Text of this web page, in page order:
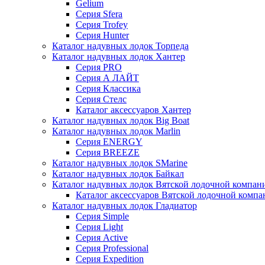
Gelium
Серия Sfera
Серия Trofey
Серия Hunter
Каталог надувных лодок Торпеда
Каталог надувных лодок Хантер
Серия PRO
Серия А ЛАЙТ
Серия Классика
Серия Стелс
Каталог аксессуаров Хантер
Каталог надувных лодок Big Boat
Каталог надувных лодок Marlin
Серия ENERGY
Серия BREEZE
Каталог надувных лодок SMarine
Каталог надувных лодок Байкал
Каталог надувных лодок Вятской лодочной
Каталог аксессуаров Вятской лодочной
Каталог надувных лодок Гладиатор
Серия Simple
Серия Light
Серия Active
Серия Professional
Серия Expedition